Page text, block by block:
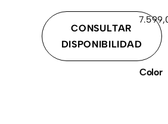
ACCESORIOS
OCASIÓN
CONSULTAR
DISPONIBILIDAD
Color